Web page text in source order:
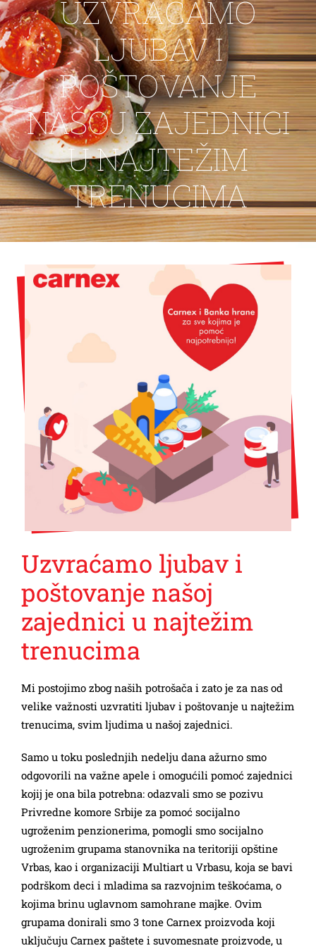
KONTAKTUZVRAĆAMO
LJUBAV I
POŠTOVANJE
NAŠOJ ZAJEDNICI
U NAJTEŽIM
TRENUCIMA
Uzvraćamo ljubav i
poštovanje našoj
zajednici u najtežim
trenucima
Mi postojimo zbog naših potrošača i zato je za nas od
velike važnosti uzvratiti ljubav i poštovanje u najtežim
trenucima, svim ljudima u našoj zajednici.
Samo u toku poslednjih nedelju dana ažurno smo
odgovorili na važne apele i omogućili pomoć zajednici
kojij je ona bila potrebna: odazvali smo se pozivu
Privredne komore Srbije za pomoć socijalno
ugroženim penzionerima, pomogli smo socijalno
ugroženim grupama stanovnika na teritoriji opštine
Vrbas, kao i organizaciji Multiart u Vrbasu, koja se bavi
podrškom deci i mladima sa razvojnim teškoćama, o
kojima brinu uglavnom samohrane majke. Ovim
grupama donirali smo 3 tone Carnex proizvoda koji
uključuju Carnex paštete i suvomesnate proizvode, u